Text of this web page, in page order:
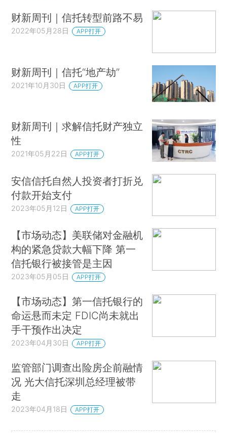
财新周刊｜信托转型前路不易
2022年05月28日 APP打开
财新周刊｜信托“地产劫”
2021年10月30日 APP打开
财新周刊｜求解信托财产独立
性
2021年05月22日 APP打开
安信信托自然人投资者打折兑
付款开始支付
2023年05月12日 APP打开
【市场动态】美联储对金融机
构的紧急贷款大幅下降 第一
信托银行被接管是主因
2023年05月05日 APP打开
【市场动态】第一信托银行的
命运悬而未定 FDIC尚未就出
手干预作出决定
2023年04月30日 APP打开
监管部门调查出险房企前融情
况 光大信托深圳总经理被带
走
2023年04月18日 APP打开